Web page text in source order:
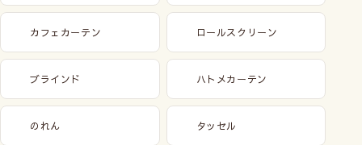
カフェカーテン ロールスクリーン
ブラインド ハトメカーテン
のれん タッセル